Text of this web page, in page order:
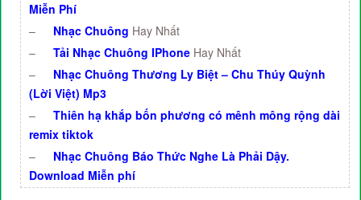
Miễn Phí
–
Nhạc Chuông Hay Nhất
–
Tải Nhạc Chuông IPhone Hay Nhất
–
Nhạc Chuông Thương Ly Biệt – Chu Thúy Quỳnh
(Lời Việt) Mp3
–
Thiên hạ khắp bốn phương có mênh mông rộng dài
remix tiktok
–
Nhạc Chuông Báo Thức Nghe Là Phải Dậy.
Download Miễn phí